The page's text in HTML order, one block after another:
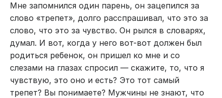
Мне запомнился один парень, он зацепился за
слово «трепет», долго расспрашивал, что это за
слово, что это за чувство. Он рылся в словарях,
думал. И вот, когда у него вот-вот должен был
родиться ребенок, он пришел ко мне и со
слезами на глазах спросил — скажите, то, что я
чувствую, это оно и есть? Это тот самый
трепет? Вы понимаете? Мужчины не знают, что